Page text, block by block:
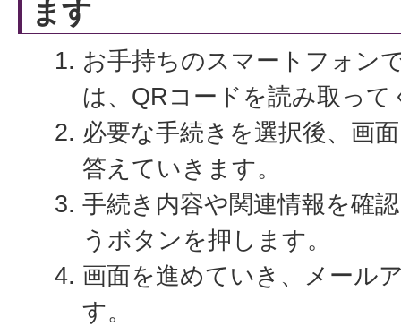
ます
お手持ちのスマートフォン
は、QRコードを読み取って
必要な手続きを選択後、画
答えていきます。
手続き内容や関連情報を確
うボタンを押します。
画面を進めていき、メール
す。